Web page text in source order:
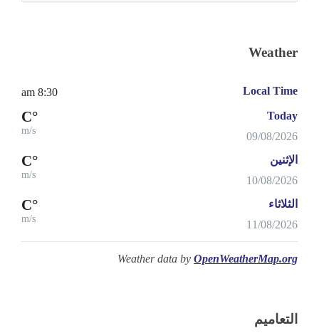
Weather
Local Time
8:30 am
Today
09/08/2026
°C
m/s
الإثنين
10/08/2026
°C
m/s
الثلاثاء
11/08/2026
°C
m/s
Weather data by OpenWeatherMap.org
التعاميم